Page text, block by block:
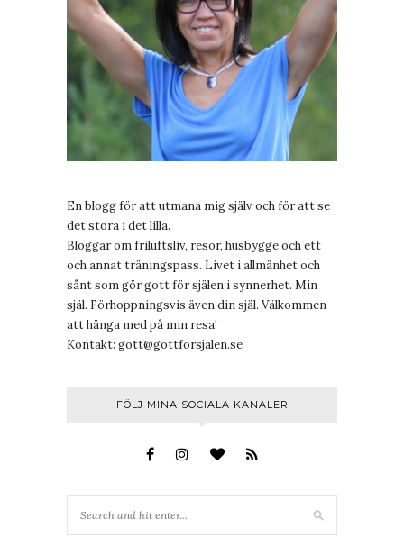
En blogg för att utmana mig själv och för att se
det stora i det lilla.
Bloggar om friluftsliv, resor, husbygge och ett
och annat träningspass. Livet i allmänhet och
sånt som gör gott för själen i synnerhet. Min
själ. Förhoppningsvis även din själ. Välkommen
att hänga med på min resa!
Kontakt: gott@gottforsjalen.se
FÖLJ MINA SOCIALA KANALER